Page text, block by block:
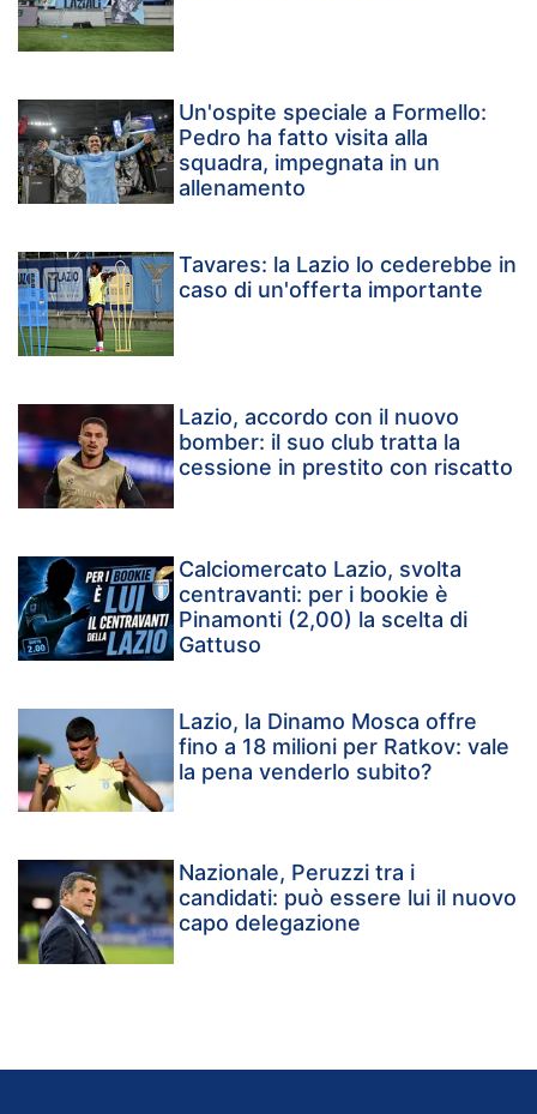
Un'ospite speciale a Formello:
Pedro ha fatto visita alla
squadra, impegnata in un
allenamento
Tavares: la Lazio lo cederebbe in
caso di un'offerta importante
Lazio, accordo con il nuovo
bomber: il suo club tratta la
cessione in prestito con riscatto
Calciomercato Lazio, svolta
centravanti: per i bookie è
Pinamonti (2,00) la scelta di
Gattuso
Lazio, la Dinamo Mosca offre
fino a 18 milioni per Ratkov: vale
la pena venderlo subito?
Nazionale, Peruzzi tra i
candidati: può essere lui il nuovo
capo delegazione